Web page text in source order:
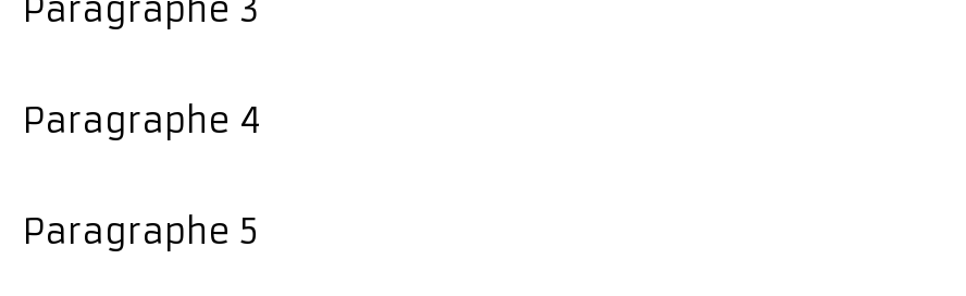
Paragraphe 3
Paragraphe 4
Paragraphe 5